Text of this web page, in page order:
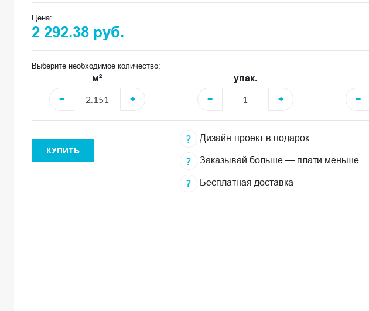
Цена:
2 292.38 руб.
Выберите необходимое количество:
м²
−
+
упак.
−
+
−
КУПИТЬ
Дизайн-проект в подарок
Заказывай больше — плати меньше
Бесплатная доставка